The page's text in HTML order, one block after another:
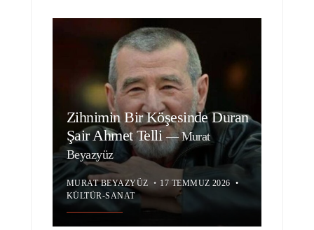
Zihnimin Bir Köşesinde Duran
Şair Ahmet Telli—Murat
Beyazyüz
MURAT BEYAZYÜZ • 17 TEMMUZ 2026 •
KÜLTÜR-SANAT